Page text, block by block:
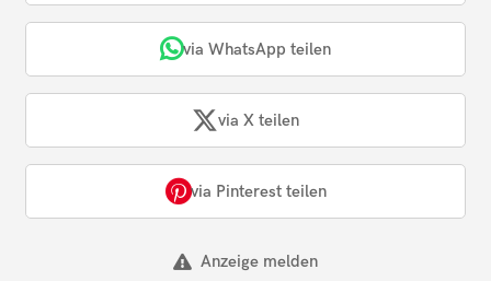
via WhatsApp teilen
via X teilen
via Pinterest teilen
Anzeige melden